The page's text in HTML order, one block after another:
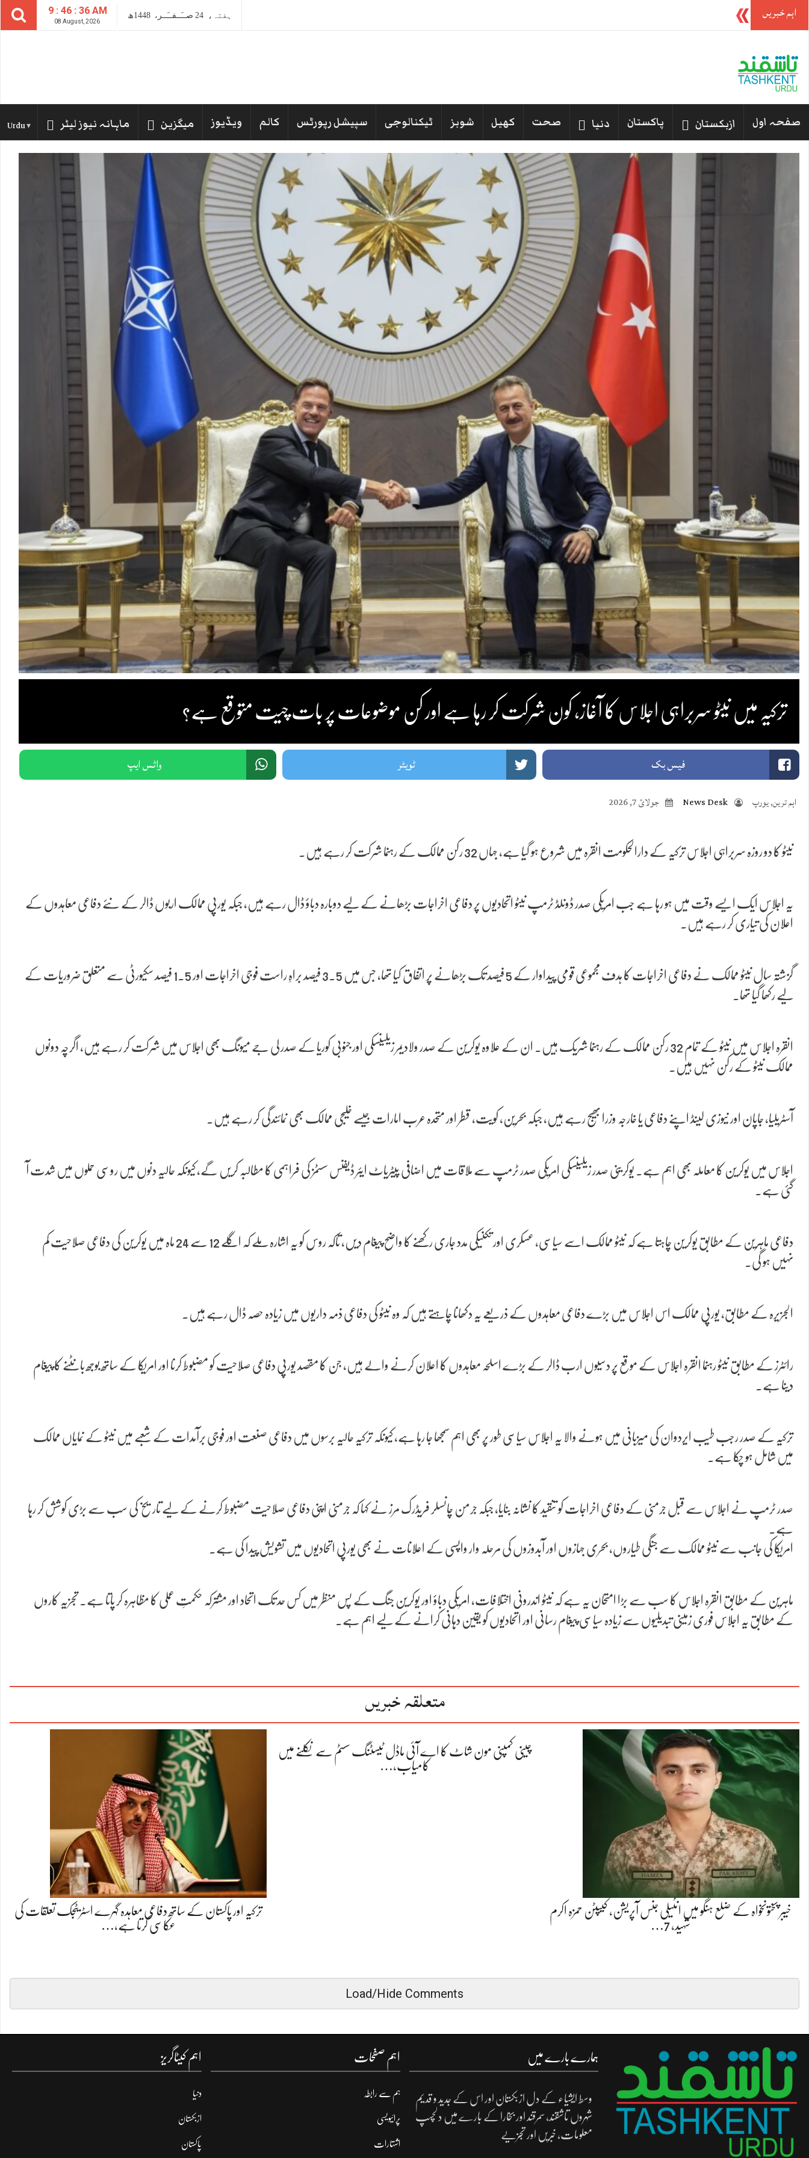
9 : 46 : 37 AM
08 August, 2026
ہفتہ، 24 صــَــفــَــر، 1448ھ اہم خبریں
صفحہ اول ازبکستان پاکستان دنیا صحت کھیل شوبز ٹیکنالوجی سپیشل رپورٹس کالم ویڈیوز میگزین ماہانہ نیوز لیٹر Urdu
ترکیہ میں نیٹو سربراہی اجلاس کا آغاز، کون شرکت کر رہا ہے اور کن موضوعات پر بات چیت متوقع ہے؟
فیس بک ٹویٹر واٹس ایپ
اہم ترین,یورپ News Desk جولائ 7, 2026
نیٹو کا دو روزہ سربراہی اجلاس ترکیہ کے دارالحکومت انقرہ میں شروع ہو گیا ہے، جہاں 32 رکن ممالک کے رہنما شرکت کر رہے ہیں۔
یہ اجلاس ایک ایسے وقت میں ہو رہا ہے جب امریکی صدر ڈونلڈ ٹرمپ نیٹو اتحادیوں پر دفاعی اخراجات بڑھانے کے لیے دوبارہ دباؤ ڈال رہے ہیں، جبکہ یورپی ممالک اربوں ڈالر کے نئے دفاعی معاہدوں کے
اعلان کی تیاری کر رہے ہیں۔
گزشتہ سال نیٹو ممالک نے دفاعی اخراجات کا ہدف مجموعی قومی پیداوار کے 5 فیصد تک بڑھانے پر اتفاق کیا تھا، جس میں 3.5 فیصد براہِ راست فوجی اخراجات اور 1.5 فیصد سکیورٹی سے متعلق ضروریات کے
لیے رکھا گیا تھا۔
انقرہ اجلاس میں نیٹو کے تمام 32 رکن ممالک کے رہنما شریک ہیں۔ ان کے علاوہ یوکرین کے صدر ولادیمر زیلینسکی اور جنوبی کوریا کے صدر لی جے میونگ بھی اجلاس میں شرکت کر رہے ہیں، اگرچہ دونوں
ممالک نیٹو کے رکن نہیں ہیں۔
آسٹریلیا، جاپان اور نیوزی لینڈ اپنے دفاعی یا خارجہ وزرا بھیج رہے ہیں، جبکہ بحرین، کویت، قطر اور متحدہ عرب امارات جیسے خلیجی ممالک بھی نمائندگی کر رہے ہیں۔
اجلاس میں یوکرین کا معاملہ بھی اہم ہے۔ یوکرینی صدر زیلینسکی امریکی صدر ٹرمپ سے ملاقات میں اضافی پیٹریاٹ ایئر ڈیفنس سسٹمز کی فراہمی کا مطالبہ کریں گے، کیونکہ حالیہ دنوں میں روسی حملوں میں شدت آ
گئی ہے۔
دفاعی ماہرین کے مطابق یوکرین چاہتا ہے کہ نیٹو ممالک اسے سیاسی، عسکری اور تکنیکی مدد جاری رکھنے کا واضح پیغام دیں، تاکہ روس کو یہ اشارہ ملے کہ اگلے 12 سے 24 ماہ میں یوکرین کی دفاعی صلاحیت کم
نہیں ہو گی۔
الجزیرہ کے مطابق، یورپی ممالک اس اجلاس میں بڑے دفاعی معاہدوں کے ذریعے یہ دکھانا چاہتے ہیں کہ وہ نیٹو کی دفاعی ذمہ داریوں میں زیادہ حصہ ڈال رہے ہیں۔
رائٹرز کے مطابق نیٹو رہنما انقرہ اجلاس کے موقع پر دسیوں ارب ڈالر کے بڑے اسلحہ معاہدوں کا اعلان کرنے والے ہیں، جن کا مقصد یورپی دفاعی صلاحیت کو مضبوط کرنا اور امریکا کے ساتھ بوجھ بانٹنے کا پیغام
دینا ہے۔
ترکیہ کے صدر رجب طیب ایردوان کی میزبانی میں ہونے والا یہ اجلاس سیاسی طور پر بھی اہم سمجھا جا رہا ہے، کیونکہ ترکیہ حالیہ برسوں میں دفاعی صنعت اور فوجی برآمدات کے شعبے میں نیٹو کے نمایاں ممالک
میں شامل ہو چکا ہے۔
صدر ٹرمپ نے اجلاس سے قبل جرمنی کے دفاعی اخراجات کو تنقید کا نشانہ بنایا، جبکہ جرمن چانسلر فریڈرک مرز نے کہا کہ جرمنی اپنی دفاعی صلاحیت مضبوط کرنے کے لیے تاریخ کی سب سے بڑی کوشش کر رہا
ہے۔
امریکا کی جانب سے نیٹو ممالک سے جنگی طیاروں، بحری جہازوں اور آبدوزوں کی مرحلہ وار واپسی کے اعلانات نے بھی یورپی اتحادیوں میں تشویش پیدا کی ہے۔
ماہرین کے مطابق انقرہ اجلاس کا سب سے بڑا امتحان یہ ہے کہ نیٹو اندرونی اختلافات، امریکی دباؤ اور یوکرین جنگ کے پس منظر میں کس حد تک اتحاد اور مشترکہ حکمتِ عملی کا مظاہرہ کر پاتا ہے۔ تجزیہ کاروں
کے مطابق یہ اجلاس فوری زمینی تبدیلیوں سے زیادہ سیاسی پیغام رسانی اور اتحادیوں کو یقین دہانی کرانے کے لیے اہم ہے۔
متعلقہ خبریں
خیبر پختونخواہ کے ضلع ہنگو میں انٹیلی جنس آپریشن، کیپٹن حمزہ اکرم
شہید، 7…
چینی کمپنی مون شاٹ کا اے آئی ماڈل ٹیسٹنگ سسٹم سے نکلنے میں
کامیاب،…
ترکیہ اور پاکستان کے ساتھ دفاعی معاہدہ گہرے اسٹریٹجک تعلقات کی
عکاسی کرتا ہے،…
Load/Hide Comments
ہمارے بارے میں
وسط ایشیاء کے دل ازبکستان اور اس کے جدید و قدیم
شہروں تاشقند، سمرقند اور بخارا کے بارے میں دلچسپ
معلومات، خبریں اور تجزیے
اہم صفحات
ہم سے رابطہ
پرائیویسی
اشتہارات
اہم کیٹاگریز
دنیا
ازبکستان
پاکستان